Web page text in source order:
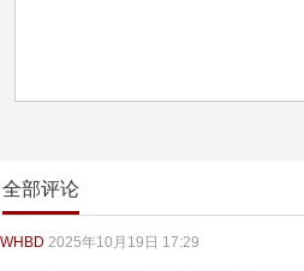
全部评论
WHBD 2025年10月19日 17:29